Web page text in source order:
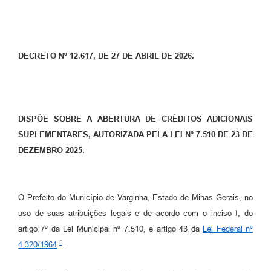
DECRETO Nº 12.617, DE 27 DE ABRIL DE 2026.
DISPÕE SOBRE A ABERTURA DE CRÉDITOS ADICIONAIS
SUPLEMENTARES, AUTORIZADA PELA LEI Nº 7.510 DE 23 DE
DEZEMBRO 2025.
O Prefeito do Município de Varginha, Estado de Minas Gerais, no
uso de suas atribuições legais e de acordo com o inciso I, do
artigo 7º da Lei Municipal nº 7.510, e artigo 43 da
Lei Federal nº
4.320/1964
.